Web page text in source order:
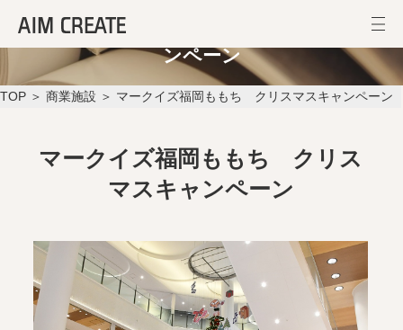
マークイズ福岡ももち クリスマスキャ
ンペーン
TOP ＞ 商業施設 ＞ マークイズ福岡ももち クリスマスキャンペーン
マークイズ福岡ももち クリス
マスキャンペーン